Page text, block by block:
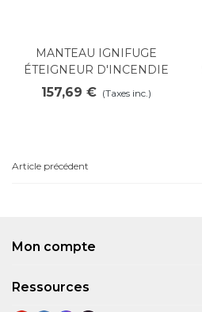
MANTEAU IGNIFUGE
ÉTEIGNEUR D'INCENDIE
INOX
157,69 € (Taxes inc.)
Article précédent
Mon compte
Ressources